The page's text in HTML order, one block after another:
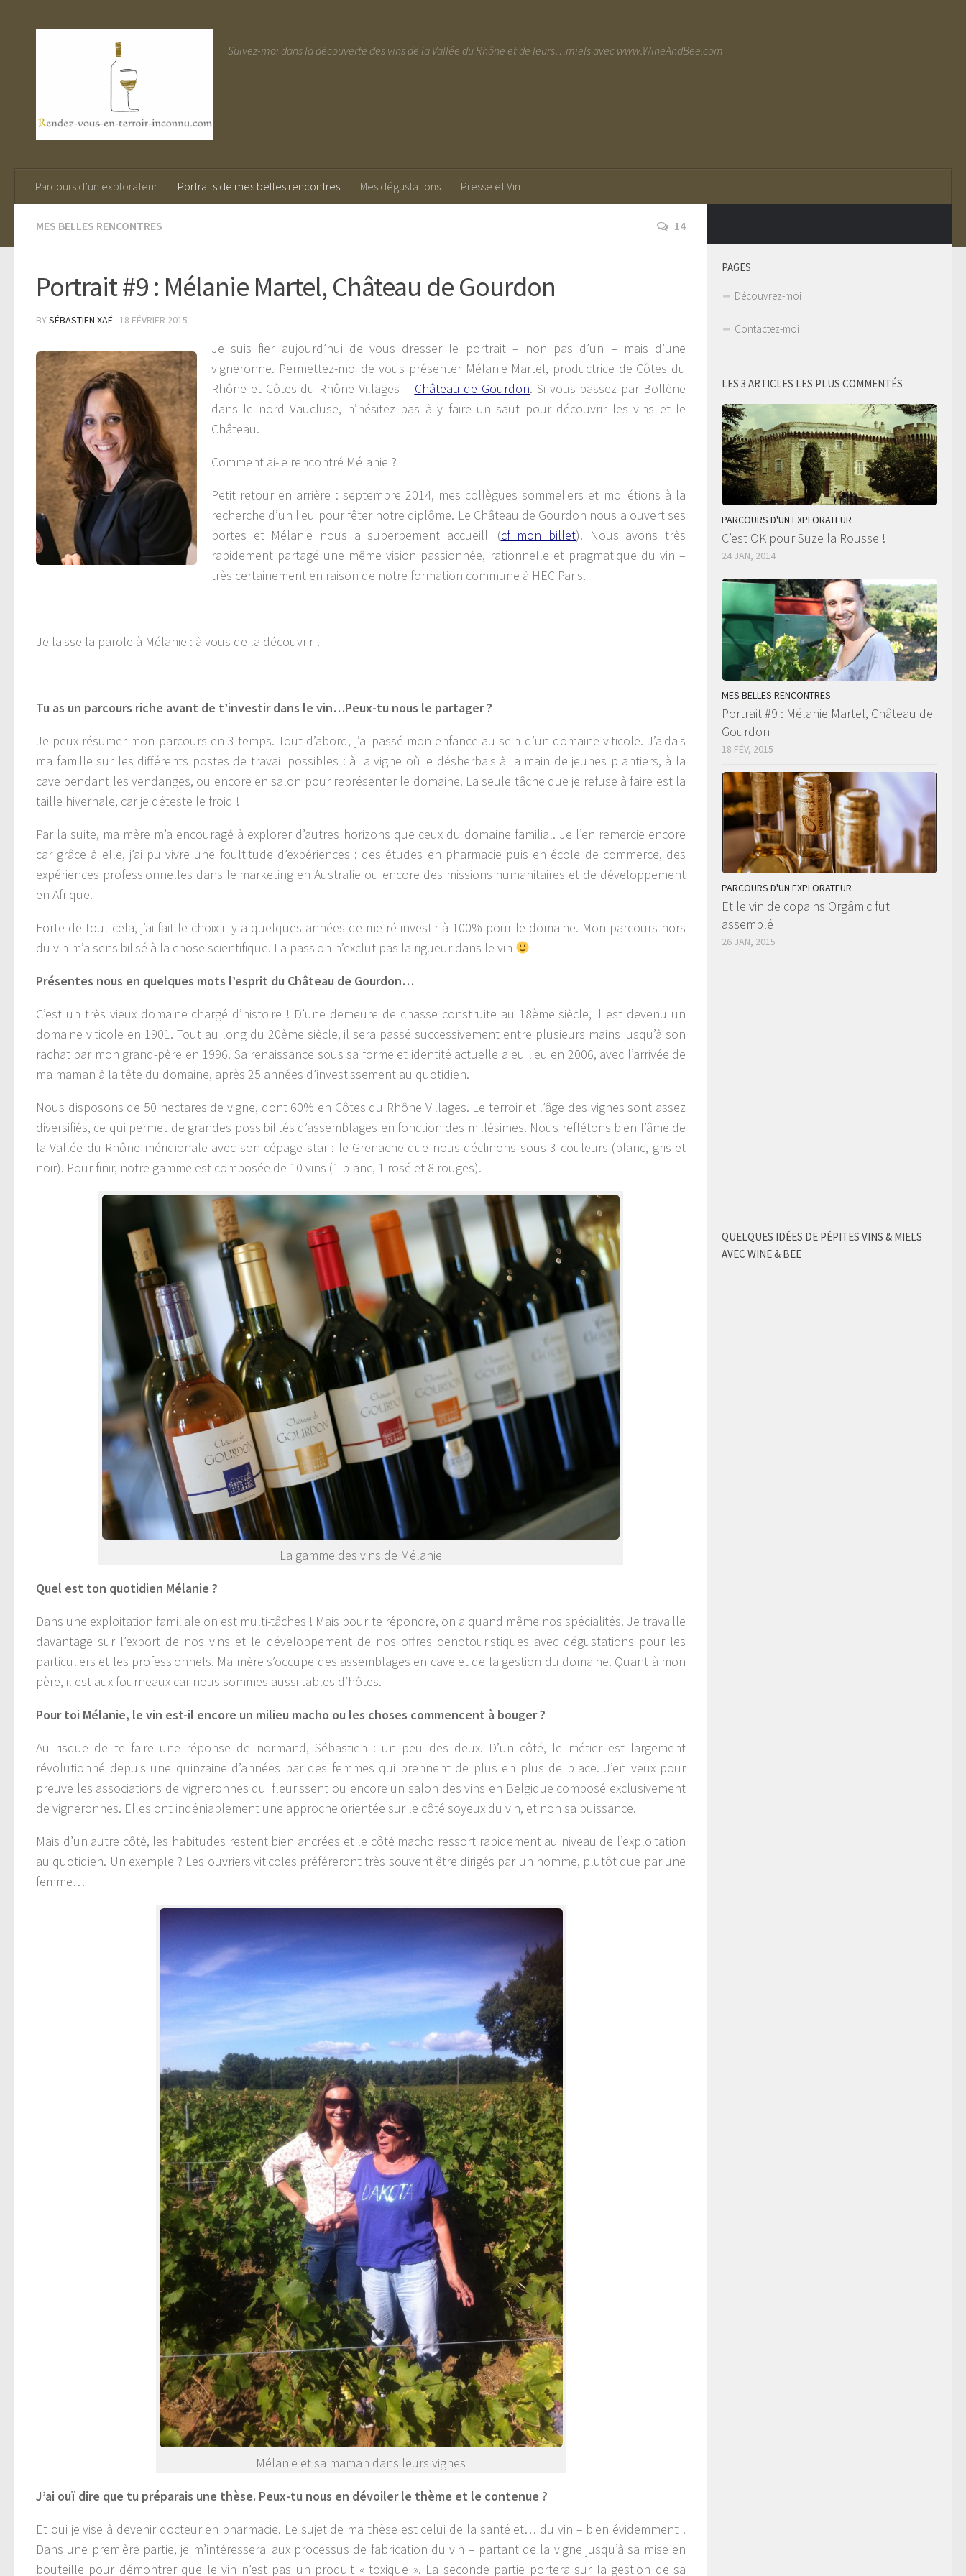
Suivez-moi dans la découverte des vins de la Vallée du Rhône et de leurs…miels avec www.WineAndBee.com
Parcours d’un explorateur Portraits de mes belles rencontres Mes dégustations Presse et Vin
MES BELLES RENCONTRES 14
Portrait #9 : Mélanie Martel, Château de Gourdon
BYSÉBASTIEN XAÉ · 18 FÉVRIER 2015
Je suis fier aujourd’hui de vous dresser le portrait – non pas d’un – mais d’une
vigneronne. Permettez-moi de vous présenter Mélanie Martel, productrice de Côtes du
Rhône et Côtes du Rhône Villages – Château de Gourdon. Si vous passez par Bollène
dans le nord Vaucluse, n’hésitez pas à y faire un saut pour découvrir les vins et le
Château.
Comment ai-je rencontré Mélanie ?
Petit retour en arrière : septembre 2014, mes collègues sommeliers et moi étions à la
recherche d’un lieu pour fêter notre diplôme. Le Château de Gourdon nous a ouvert ses
portes et Mélanie nous a superbement accueilli (cf mon billet). Nous avons très
rapidement partagé une même vision passionnée, rationnelle et pragmatique du vin –
très certainement en raison de notre formation commune à HEC Paris.
Je laisse la parole à Mélanie : à vous de la découvrir !
Tu as un parcours riche avant de t’investir dans le vin…Peux-tu nous le partager ?
Je peux résumer mon parcours en 3 temps. Tout d’abord, j’ai passé mon enfance au sein d’un domaine viticole. J’aidais
ma famille sur les différents postes de travail possibles : à la vigne où je désherbais à la main de jeunes plantiers, à la
cave pendant les vendanges, ou encore en salon pour représenter le domaine. La seule tâche que je refuse à faire est la
taille hivernale, car je déteste le froid !
Par la suite, ma mère m’a encouragé à explorer d’autres horizons que ceux du domaine familial. Je l’en remercie encore
car grâce à elle, j’ai pu vivre une foultitude d’expériences : des études en pharmacie puis en école de commerce, des
expériences professionnelles dans le marketing en Australie ou encore des missions humanitaires et de développement
en Afrique.
Forte de tout cela, j’ai fait le choix il y a quelques années de me ré-investir à 100% pour le domaine. Mon parcours hors
du vin m’a sensibilisé à la chose scientifique. La passion n’exclut pas la rigueur dans le vin
Présentes nous en quelques mots l’esprit du Château de Gourdon…
C’est un très vieux domaine chargé d’histoire ! D’une demeure de chasse construite au 18ème siècle, il est devenu un
domaine viticole en 1901. Tout au long du 20ème siècle, il sera passé successivement entre plusieurs mains jusqu’à son
rachat par mon grand-père en 1996. Sa renaissance sous sa forme et identité actuelle a eu lieu en 2006, avec l’arrivée de
ma maman à la tête du domaine, après 25 années d’investissement au quotidien.
Nous disposons de 50 hectares de vigne, dont 60% en Côtes du Rhône Villages. Le terroir et l’âge des vignes sont assez
diversifiés, ce qui permet de grandes possibilités d’assemblages en fonction des millésimes. Nous reflétons bien l’âme de
la Vallée du Rhône méridionale avec son cépage star : le Grenache que nous déclinons sous 3 couleurs (blanc, gris et
noir). Pour finir, notre gamme est composée de 10 vins (1 blanc, 1 rosé et 8 rouges).
La gamme des vins de Mélanie
Quel est ton quotidien Mélanie ?
Dans une exploitation familiale on est multi-tâches ! Mais pour te répondre, on a quand même nos spécialités. Je travaille
davantage sur l’export de nos vins et le développement de nos offres oenotouristiques avec dégustations pour les
particuliers et les professionnels. Ma mère s’occupe des assemblages en cave et de la gestion du domaine. Quant à mon
père, il est aux fourneaux car nous sommes aussi tables d’hôtes.
Pour toi Mélanie, le vin est-il encore un milieu macho ou les choses commencent à bouger ?
Au risque de te faire une réponse de normand, Sébastien : un peu des deux. D’un côté, le métier est largement
révolutionné depuis une quinzaine d’années par des femmes qui prennent de plus en plus de place. J’en veux pour
preuve les associations de vigneronnes qui fleurissent ou encore un salon des vins en Belgique composé exclusivement
de vigneronnes. Elles ont indéniablement une approche orientée sur le côté soyeux du vin, et non sa puissance.
Mais d’un autre côté, les habitudes restent bien ancrées et le côté macho ressort rapidement au niveau de l’exploitation
au quotidien. Un exemple ? Les ouvriers viticoles préféreront très souvent être dirigés par un homme, plutôt que par une
femme…
Mélanie et sa maman dans leurs vignes
J’ai ouï dire que tu préparais une thèse. Peux-tu nous en dévoiler le thème et le contenue ?
Et oui je vise à devenir docteur en pharmacie. Le sujet de ma thèse est celui de la santé et… du vin – bien évidemment !
Dans une première partie, je m’intéresserai aux processus de fabrication du vin – partant de la vigne jusqu’à sa mise en
bouteille pour démontrer que le vin n’est pas un produit « toxique ». La seconde partie portera sur la gestion de sa
PAGES
Découvrez-moi
Contactez-moi
LES 3 ARTICLES LES PLUS COMMENTÉS
PARCOURS D'UN EXPLORATEUR
C’est OK pour Suze la Rousse !
24 JAN, 2014
MES BELLES RENCONTRES
Portrait #9 : Mélanie Martel, Château de
Gourdon
18 FÉV, 2015
PARCOURS D'UN EXPLORATEUR
Et le vin de copains Orgâmic fut
assemblé
26 JAN, 2015
QUELQUES IDÉES DE PÉPITES VINS & MIELS
AVEC WINE & BEE